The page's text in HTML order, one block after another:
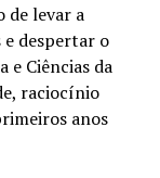
de levar a
despertar o
Ciências da
raciocínio
anos